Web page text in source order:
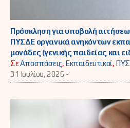
Πρόσκληση για υποβολή
ΠΥΣΔΕ οργανικά ανηκόντων
μονάδες (γενικής παιδείας και
ΣεΑποσπάσεις, Εκπαιδευτικοί,
31 Ιουλίου, 2026 -